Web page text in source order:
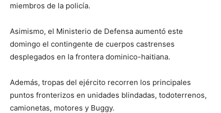
miembros de la policía.
Asimismo, el Ministerio de Defensa aumentó este
domingo el contingente de cuerpos castrenses
desplegados en la frontera dominico-haitiana.
Además, tropas del ejército recorren los principales
puntos fronterizos en unidades blindadas, todoterrenos,
camionetas, motores y Buggy.